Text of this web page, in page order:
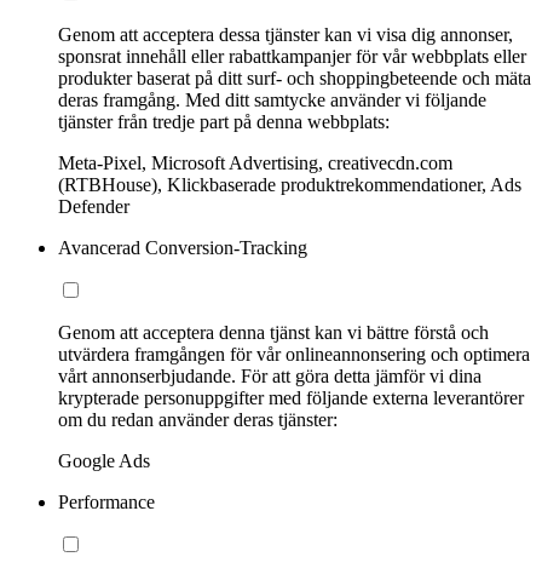
Genom att acceptera dessa tjänster kan vi visa dig annonser,
sponsrat innehåll eller rabattkampanjer för vår webbplats eller
produkter baserat på ditt surf- och shoppingbeteende och mäta
deras framgång. Med ditt samtycke använder vi följande
tjänster från tredje part på denna webbplats:
Meta-Pixel, Microsoft Advertising, creativecdn.com
(RTBHouse), Klickbaserade produktrekommendationer, Ads
Defender
Avancerad Conversion-Tracking
Genom att acceptera denna tjänst kan vi bättre förstå och
utvärdera framgången för vår onlineannonsering och optimera
vårt annonserbjudande. För att göra detta jämför vi dina
krypterade personuppgifter med följande externa leverantörer
om du redan använder deras tjänster:
Google Ads
Performance